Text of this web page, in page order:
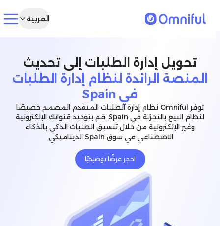
العربية
تحويل إدارة الطلبات إلى تحديث
المنصة الرائدة لنظام إدارة الطلبات
في Spain
توفر Omniful نظام إدارة الطلبات المتقدم المصمم خصيصًا
لنظام البيع بالتجزئة في Spain. قم بتوحيد قنواتك الإلكترونية
وغير الإلكترونية من خلال تنسيق الطلبات الذكي بالذكاء
الاصطناعي في سوق Spain الديناميكي.
احجز عرضًا توضيحيًا